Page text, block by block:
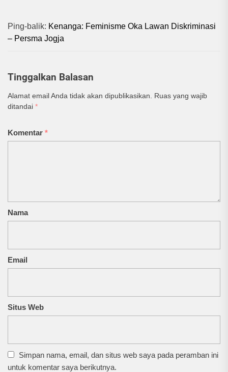
Ping-balik: Kenanga: Feminisme Oka Lawan Diskriminasi
– Persma Jogja
Tinggalkan Balasan
Alamat email Anda tidak akan dipublikasikan.
Ruas yang wajib
ditandai *
Komentar *
Nama
Email
Situs Web
Simpan nama, email, dan situs web saya pada peramban ini
untuk komentar saya berikutnya.